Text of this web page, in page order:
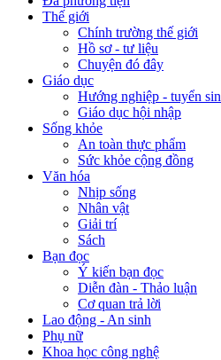
Thế giới
Chính trường thế giới
Hồ sơ - tư liệu
Chuyện đó đây
Giáo dục
Hướng nghiệp - tuyển
Giáo dục hội nhập
Sống khỏe
An toàn thực phẩm
Sức khỏe cộng đồng
Văn hóa
Nhịp sống
Nhân vật
Giải trí
Sách
Bạn đọc
Ý kiến bạn đọc
Diễn đàn - Thảo luận
Cơ quan trả lời
Lao động - An sinh
Phụ nữ
Khoa học công nghệ